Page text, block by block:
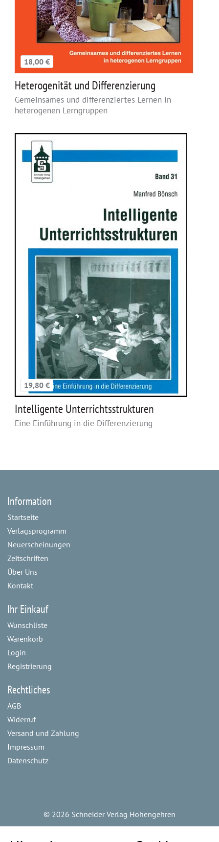
18,00 €
Heterogenität und Differenzierung
Gemeinsames und differenziertes Lernen in
heterogenen Lerngruppen
19,80 €
Intelligente Unterrichtsstrukturen
Eine Einführung in die Differenzierung
Information
Startseite
Verlagsprogramm
Neuerscheinungen
Zeitschriften
Über Uns
Kontakt
Ihr Einkauf
Wunschliste
Warenkorb
Login
Registrierung
Rechtliches
AGB
Widerruf
Versand und Zahlung
Impressum
Datenschutz
© 2026 Schneider Verlag Hohengehren